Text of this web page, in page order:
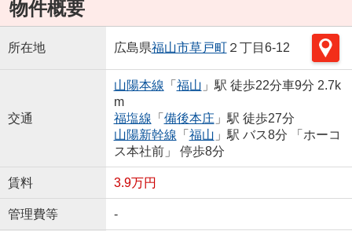
物件概要
所在地 広島県福山市草戸町２丁目6-12
交通
山陽本線 「 福山 」駅 徒歩22分車9分 2.7k
m
福塩線 「 備後本庄 」駅 徒歩27分
山陽新幹線 「 福山 」駅 バス8分 「ホーコ
ス本社前」 停歩8分
賃料 3.9万円
管理費等 -